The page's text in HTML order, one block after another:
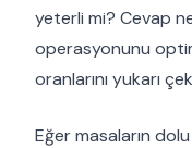
yeterli mi? Cevap
operasyonunu
oranlarını yukarı
Eğer masaların